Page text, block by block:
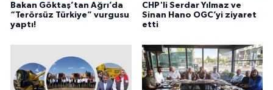
Bakan Göktaş’tan Ağrı’da
“Terörsüz Türkiye” vurgusu
yaptı!
CHP'li Serdar Yılmaz ve
Sinan Hano OGC’yi ziyaret
etti